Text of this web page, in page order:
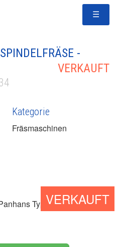
☰
-
VERKAUFT
Kategorie
Fräsmaschinen
VERKAUFT
Type 240